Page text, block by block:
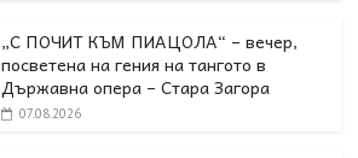
„С ПОЧИТ КЪМ ПИАЦОЛА“ – вечер,
посветена на гения на тангото в
Държавна опера – Стара Загора
07.08.2026